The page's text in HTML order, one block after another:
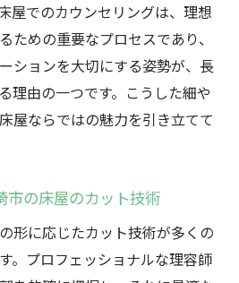
屋でのカウンセリングは、理想
ための重要なプロセスであり、
ションを大切にする姿勢が、長
理由の一つです。こうした細や
屋ならではの魅力を引き立てて
市の床屋のカット技術
形に応じたカット技術が多くの
。プロフェッショナルな理容師